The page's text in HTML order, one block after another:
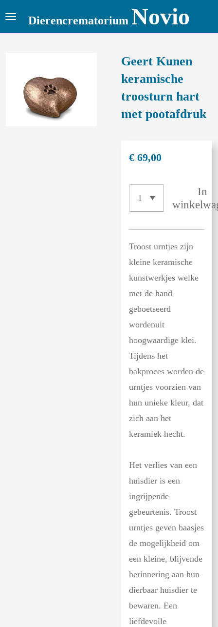
Ga
hoofdinhoud
Dierencrematorium Novio
Geert Kunen
keramische
troosturn hart
met pootafdruk
€ 69,00
In
Troost urntjes zijn
kleine keramische
kunstwerkjes welke
met de hand
geboetseerd
wordenuit
hoogwaardige klei.
Tijdens het
bakproces worden de
urntjes voorzien van
hun unieke kleur, dat
zich aan het
keramiek hecht.
Het verlies van een
huisdier is een
ingrijpende
gebeurtenis. Troost
urntjes geven baasjes
de mogelijkheid om
een kleine, blijvende
herinnering aan hun
dierbaar huisdier te
bewaren. Een
liefdevolle